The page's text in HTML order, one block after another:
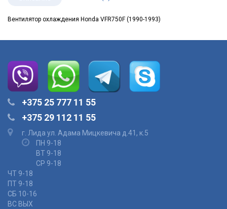
Вентилятор охлаждения Honda VFR750F (1990-1993)
+375 25 777 11 55
+375 29 112 11 55
г. Лида ул. Адама Мицкевича д.41, к.5
ПН 9-18
ВТ 9-18
СР 9-18
ЧТ 9-18
ПТ 9-18
СБ 10-16
ВС ВЫХ